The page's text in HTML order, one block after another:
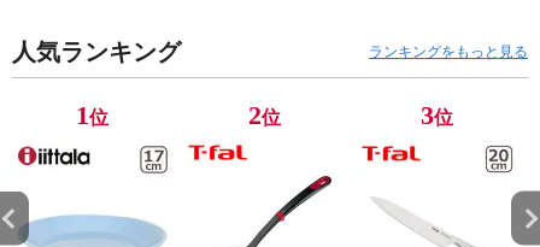
用 直火 T-fal 【北海
2009c2222
人気ランキング ランキングをもっと見る
1位 2位 3位